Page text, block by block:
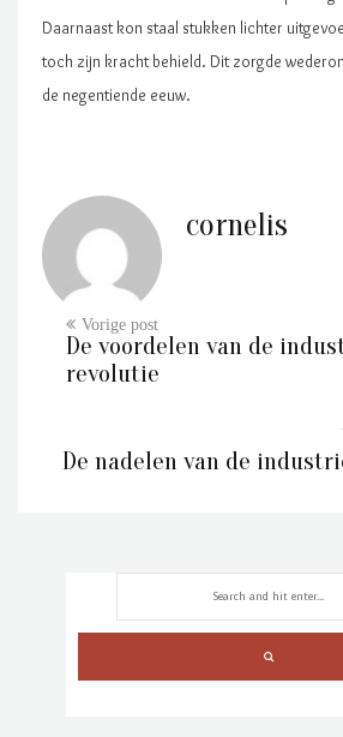
Daarnaast kon staal stukken lichter
toch zijn kracht behield. Dit zorgde
de negentiende eeuw.
cornelis
De voordelen van de
revolutie
De nadelen van de